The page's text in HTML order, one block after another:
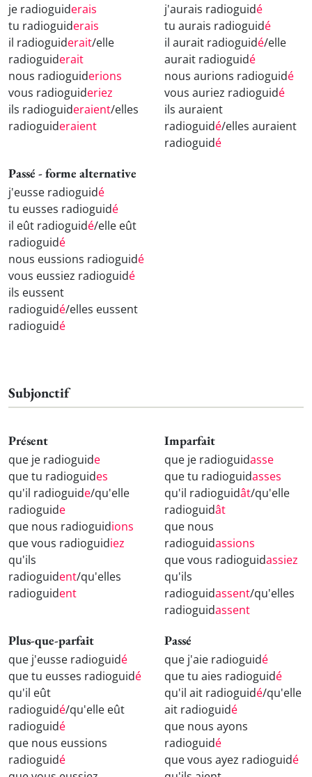
je radioguiderais
tu radioguiderais
il radioguiderait/elle
radioguiderait
nous radioguiderions
vous radioguideriez
ils radioguideraient/elles
radioguideraient
j'aurais radioguidé
tu aurais radioguidé
il aurait radioguidé/elle
aurait radioguidé
nous aurions radioguidé
vous auriez radioguidé
ils auraient
radioguidé/elles auraient
radioguidé
Passé - forme alternative
j'eusse radioguidé
tu eusses radioguidé
il eût radioguidé/elle eût
radioguidé
nous eussions radioguidé
vous eussiez radioguidé
ils eussent
radioguidé/elles eussent
radioguidé
Subjonctif
Présent
que je radioguide
que tu radioguides
qu'il radioguide/qu'elle
radioguide
que nous radioguidions
que vous radioguidiez
qu'ils
radioguident/qu'elles
radioguident
Imparfait
que je radioguidasse
que tu radioguidasses
qu'il radioguidât/qu'elle
radioguidât
que nous
radioguidassions
que vous radioguidassiez
qu'ils
radioguidassent/qu'elles
radioguidassent
Plus-que-parfait
que j'eusse radioguidé
que tu eusses radioguidé
qu'il eût
radioguidé/qu'elle eût
radioguidé
que nous eussions
radioguidé
Passé
que j'aie radioguidé
que tu aies radioguidé
qu'il ait radioguidé/qu'elle
ait radioguidé
que nous ayons
radioguidé
que vous ayez radioguidé